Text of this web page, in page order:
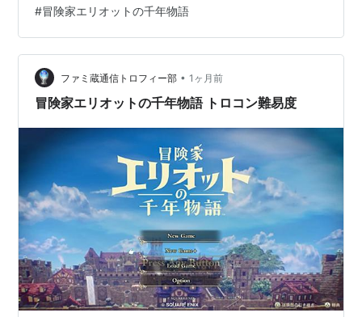
ょこっとした土地だけが人々がとりあえずは安心して暮
らせる土地で、外はなぜか魔物が大量！！！命知らずの
冒険家たちだけが外に行ける世界です。さっそく用事を
承ったエリオットはなぞの遺跡に・・・早い話が「便利
屋さん」ですな。チュートリアル的なゲ…
#冒険家エリオットの千年物語
ファミ蔵通信トロフィー部 • 1ヶ月前
冒険家エリオットの千年物語 トロコン難易度